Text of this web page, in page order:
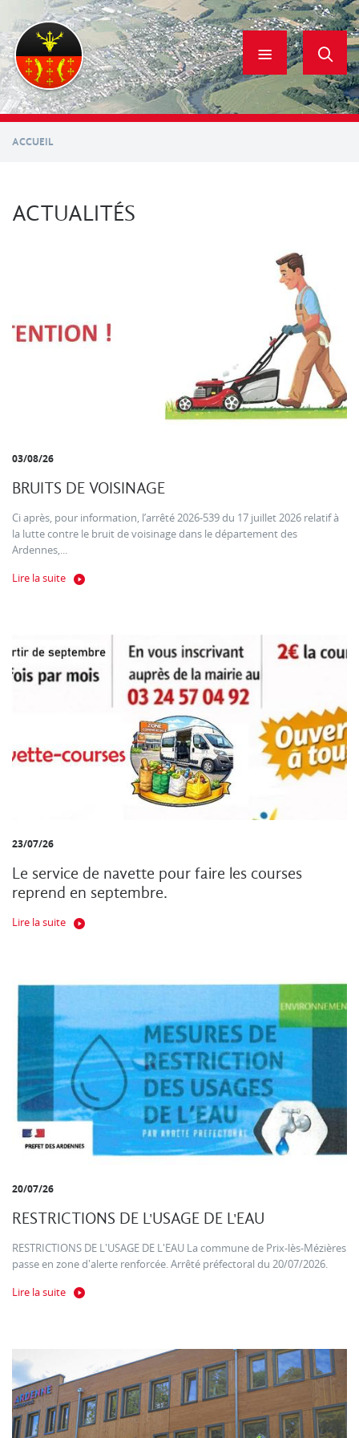
contenu
principal
ACCUEIL
ACTUALITÉS
03/08/26
BRUITS DE VOISINAGE
Ci après, pour information, l’arrêté 2026-539 du 17 juillet 2026 relatif à
la lutte contre le bruit de voisinage dans le département des
Ardennes,...
Lire la suite
23/07/26
Le service de navette pour faire les courses
reprend en septembre.
Lire la suite
20/07/26
RESTRICTIONS DE L'USAGE DE L'EAU
RESTRICTIONS DE L'USAGE DE L'EAU La commune de Prix-lès-Mézières
passe en zone d'alerte renforcée. Arrêté préfectoral du 20/07/2026.
Lire la suite